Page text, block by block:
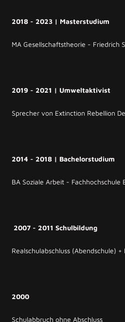
2018 - 2023 | Masterstudium
MA Gesellschaftstheorie - Friedrich
2019 - 2021 | Umweltaktivist
Sprecher von Extinction Rebellion
2014 - 2018 | Bachelorstudium
BA Soziale Arbeit - Fachhochschule
2007 - 2011 Schulbildung
Realschulabschluss (Abendschule)
2000
Schulabbruch ohne Abschluss